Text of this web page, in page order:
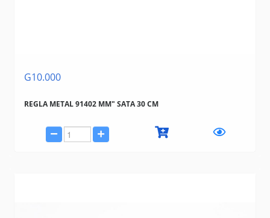
G10.000
REGLA METAL 91402 MM" SATA 30 CM